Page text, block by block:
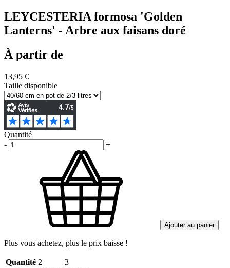
LEYCESTERIA formosa 'Golden
Lanterns' - Arbre aux faisans doré
À partir de
13,95 €
Taille disponible
Quantité
-
+
Ajouter au panier
Plus vous achetez, plus le prix baisse !
Quantité 2
3